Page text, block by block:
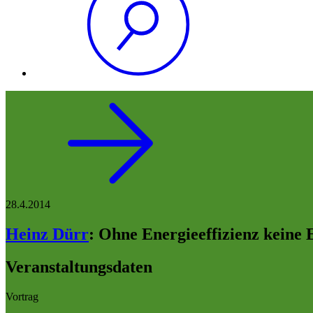
28.4.2014
Heinz Dürr: Ohne Energieeffizienz keine
Veranstaltungsdaten
Vortrag